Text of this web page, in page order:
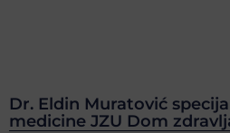
Dr. Eldin Muratović
medicine JZU Dom